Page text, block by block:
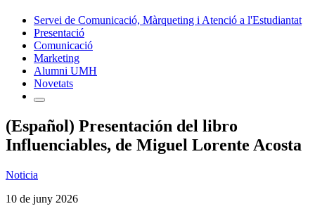
Servei de Comunicació, Màrqueting i Atenció a l'Estudiantat
Presentació
Comunicació
Marketing
Alumni UMH
Novetats
(Español) Presentación del libro
Influenciables, de Miguel Lorente Acosta
Noticia
10 de juny 2026